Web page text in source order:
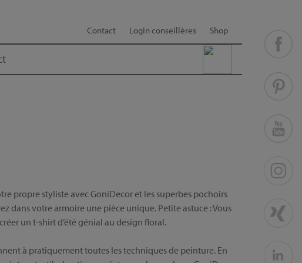
Contact Login conseillères Shop
propre styliste avec GoniDecor et les superbes pochoirs
dans votre armoire une pièce unique. Petite astuce : Vous
un t-shirt d’été génial au design floral.
à pratiquement toutes les techniques de peinture. En